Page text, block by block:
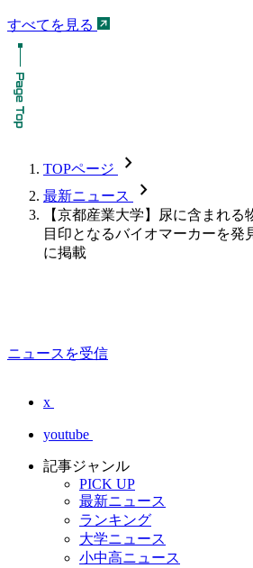
すべてを見る
TOPページ chevron_forward
最新ニュース chevron_forward
【京都産業大学】尿に含まれ
目印となるバイオマーカーを発
に掲載
ニュースを受信
x
youtube
記事ジャンル
PICK UP
最新ニュース
ランキング
大学ニュース
小中高ニュース